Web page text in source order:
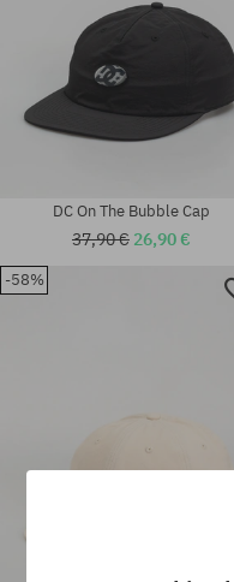
DC On The Bubble Cap
37,90 € 26,90 €
-58%